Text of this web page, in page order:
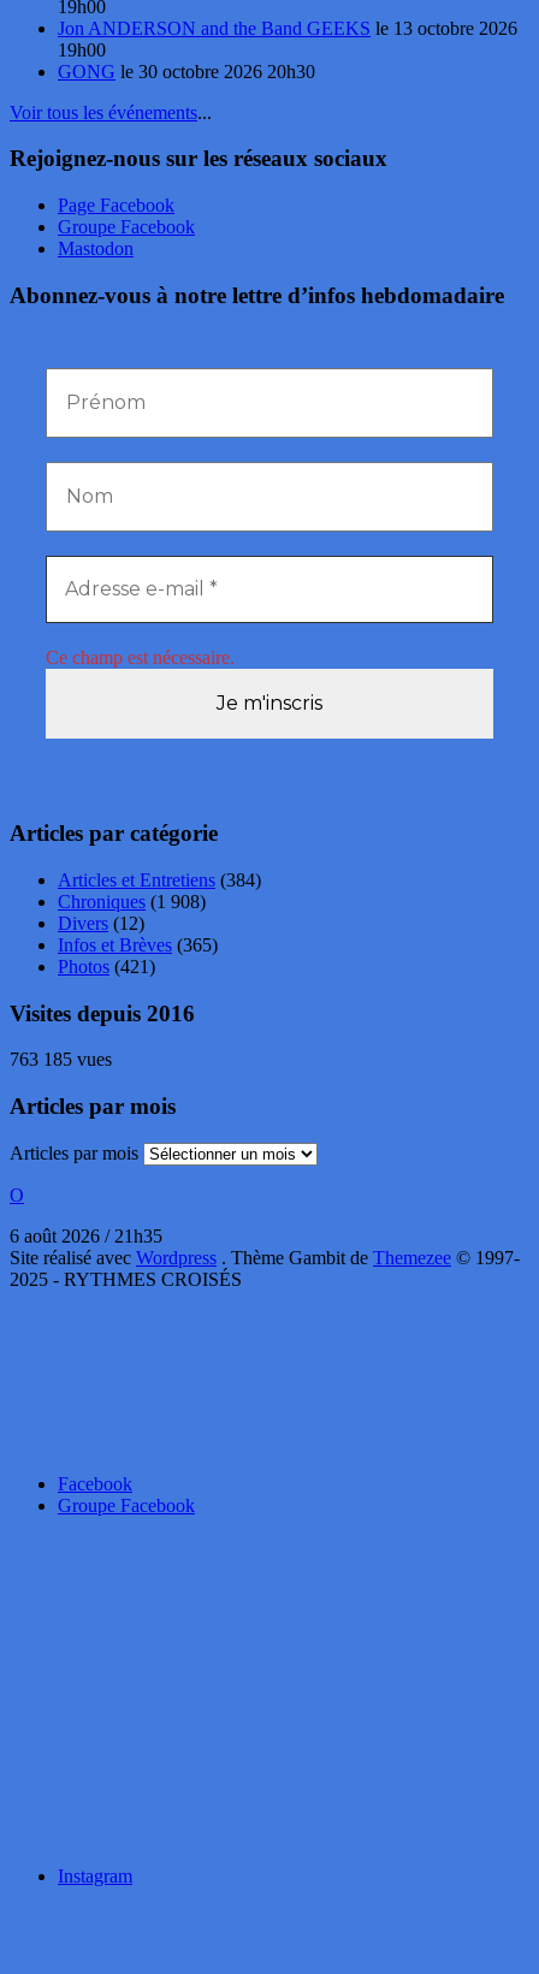
19h00
Jon ANDERSON and the Band GEEKS le 13 octobre 2026
19h00
GONG le 30 octobre 2026 20h30
Voir tous les événements...
Rejoignez-nous sur les réseaux sociaux
Page Facebook
Groupe Facebook
Mastodon
Abonnez-vous à notre lettre d’infos hebdomadaire
Ce champ est nécessaire.
Articles par catégorie
Articles et Entretiens (384)
Chroniques (1 908)
Divers (12)
Infos et Brèves (365)
Photos (421)
Visites depuis 2016
763 185 vues
Articles par mois
Articles par mois
O
6 août 2026 / 21h35
Site réalisé avec Wordpress . Thème Gambit de Themezee © 1997-
2025 - RYTHMES CROISÉS
Facebook
Groupe Facebook
Instagram